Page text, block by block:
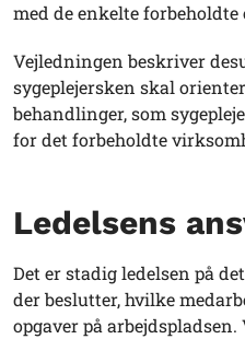
med de enkelte forbeholdte
Vejledningen beskriver
sygeplejersken skal
behandlinger, som
for det forbeholdte
Ledelsens
Det er stadig ledelsen på
der beslutter, hvilke
opgaver på